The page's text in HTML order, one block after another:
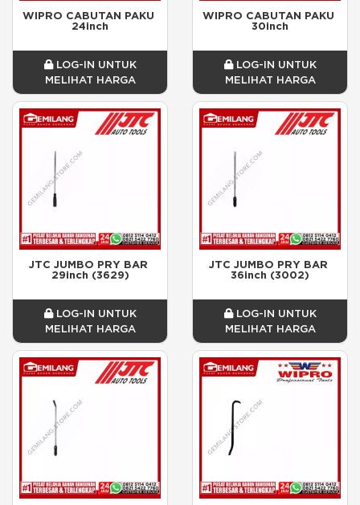
WIPRO CABUTAN PAKU
24inch
LOG-IN UNTUK
MELIHAT HARGA
WIPRO CABUTAN PAKU
30inch
LOG-IN UNTUK
MELIHAT HARGA
JTC JUMBO PRY BAR
29inch (3629)
LOG-IN UNTUK
MELIHAT HARGA
JTC JUMBO PRY BAR
36inch (3002)
LOG-IN UNTUK
MELIHAT HARGA